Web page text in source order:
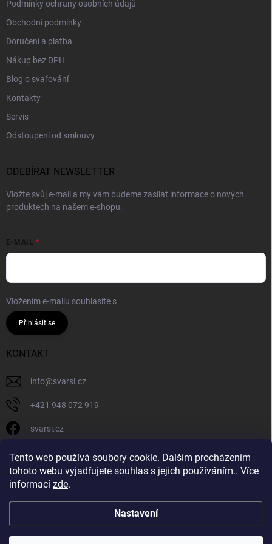
Tento web používá soubory cookie. Dalším procházením
tohoto webu vyjadřujete souhlas s jejich používáním.. Více
informací zde.
Nastavení
Podmínky ochrany osobních údajů
Obchodní podmínky
Doručení a platba
Nákup bez DPH
Blog o svařování
Kontakty
Servis
Odstoupení od smlouvy
ODEBÍRAT NEWSLETTER
Vložte svůj e-mail a my vám budeme zasílat informace o nových
produktech na našem e-shopu.
E-MAIL
Vložením e-mailu souhlasíte s
Přihlásit se
KONTAKT
info@svarsi.cz
+421 948 072 919
svarsi.cz
svarsi.cz